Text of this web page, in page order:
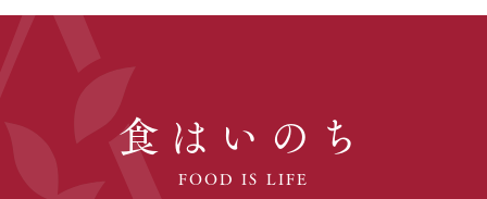
食はいのち
FOOD IS LIFE